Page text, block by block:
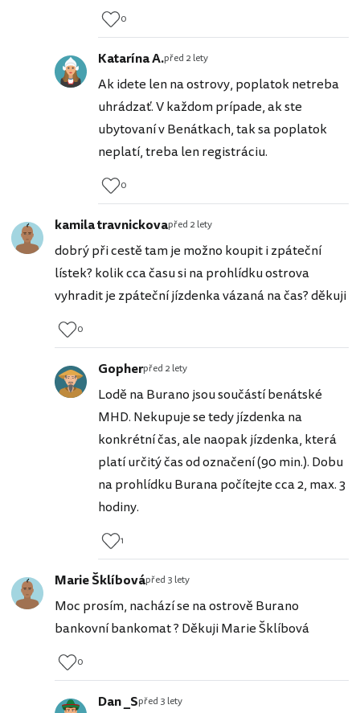
0
Katarína A.před 2 lety
Ak idete len na ostrovy, poplatok netreba
uhrádzať. V každom prípade, ak ste
ubytovaní v Benátkach, tak sa poplatok
neplatí, treba len registráciu.
0
kamila travnickovapřed 2 lety
dobrý při cestě tam je možno koupit i zpáteční
lístek? kolik cca času si na prohlídku ostrova
vyhradit je zpáteční jízdenka vázaná na čas? děkuji
0
Gopherpřed 2 lety
Lodě na Burano jsou součástí benátské
MHD. Nekupuje se tedy jízdenka na
konkrétní čas, ale naopak jízdenka, která
platí určitý čas od označení (90 min.). Dobu
na prohlídku Burana počítejte cca 2, max. 3
hodiny.
1
Marie Šklíbovápřed 3 lety
Moc prosím, nachází se na ostrově Burano
bankovní bankomat ? Děkuji Marie Šklíbová
0
Dan _Spřed 3 lety